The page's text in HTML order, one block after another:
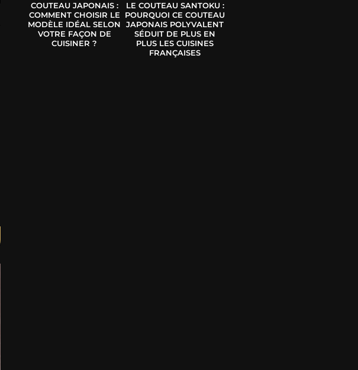
COUTEAU JAPONAIS :
COMMENT CHOISIR LE
MODÈLE IDÉAL SELON
VOTRE FAÇON DE
CUISINER ?
LE COUTEAU SANTOKU :
POURQUOI CE COUTEAU
JAPONAIS POLYVALENT
SÉDUIT DE PLUS EN
PLUS LES CUISINES
FRANÇAISES